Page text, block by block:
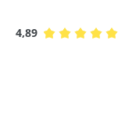
4,89